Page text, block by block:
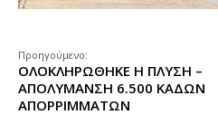
Προηγούμενο:
ΟΛΟΚΛΗΡΩΘΗΚΕ Η ΠΛΥΣΗ –
ΑΠΟΛΥΜΑΝΣΗ 6.500 ΚΑΔΩΝ
ΑΠΟΡΡΙΜΜΑΤΩΝ